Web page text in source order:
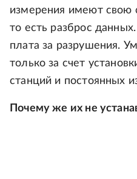
измерения имеют свою
то есть разброс
плата за разрушения.
только за счет
станций и постоянных
Почему же их не